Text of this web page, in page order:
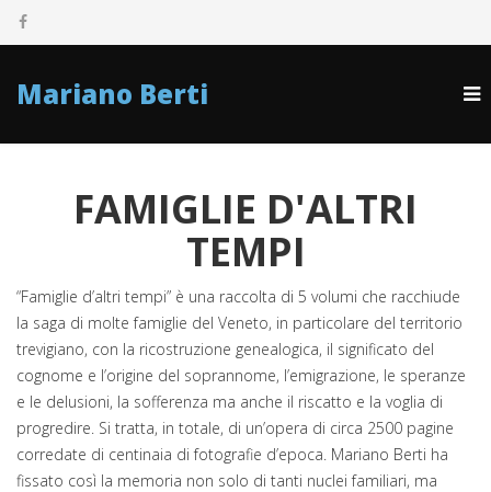
Mariano Berti
FAMIGLIE D'ALTRI
TEMPI
“Famiglie d’altri tempi” è una raccolta di 5 volumi che racchiude
la saga di molte famiglie del Veneto, in particolare del territorio
trevigiano, con la ricostruzione genealogica, il significato del
cognome e l’origine del soprannome, l’emigrazione, le speranze
e le delusioni, la sofferenza ma anche il riscatto e la voglia di
progredire. Si tratta, in totale, di un’opera di circa 2500 pagine
corredate di centinaia di fotografie d’epoca. Mariano Berti ha
fissato così la memoria non solo di tanti nuclei familiari, ma